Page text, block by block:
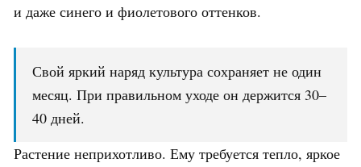
и даже синего и фиолетового оттенков.
Свой яркий наряд культура сохраняет не один
месяц. При правильном уходе он держится 30–
40 дней.
Растение неприхотливо. Ему требуется тепло, яркое